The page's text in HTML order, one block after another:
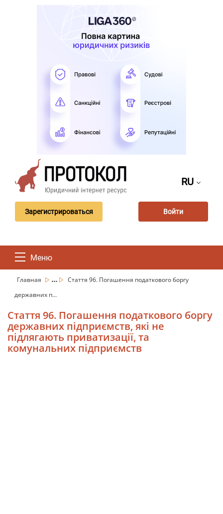
RU
Зарегистрироваться Войти
Меню
Главная ...
Стаття 96. Погашення податкового боргу
державних п...
Стаття 96. Погашення податкового боргу
державних підприємств, які не
підлягають приватизації, та
комунальних підприємств